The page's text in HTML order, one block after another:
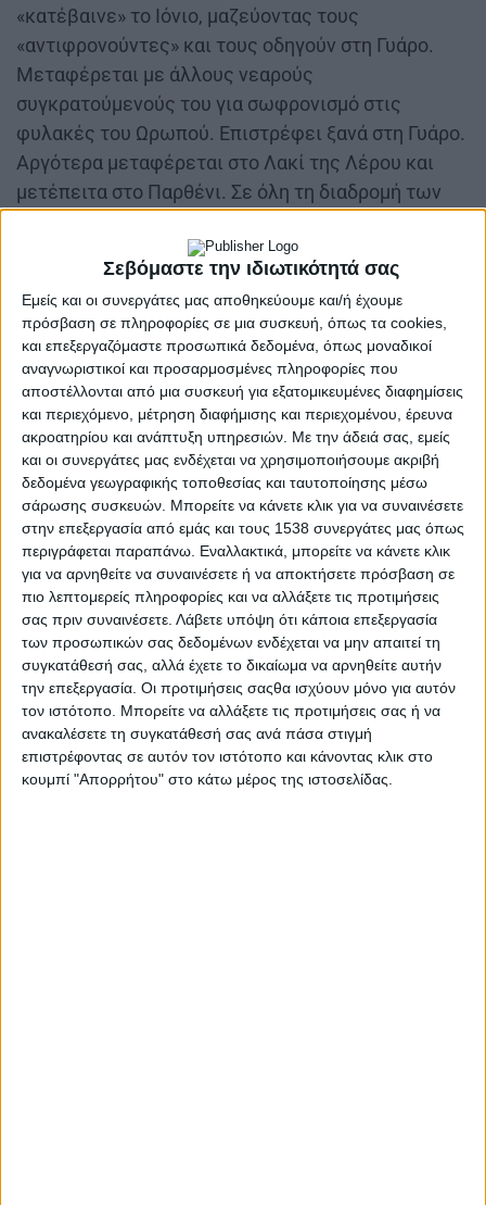
Σεβόμαστε την ιδιωτικότητά σας
Εμείς και οι συνεργάτες μας αποθηκεύουμε και/ή έχουμε
πρόσβαση σε πληροφορίες σε μια συσκευή, όπως τα cookies,
και επεξεργαζόμαστε προσωπικά δεδομένα, όπως μοναδικοί
αναγνωριστικοί και προσαρμοσμένες πληροφορίες που
αποστέλλονται από μια συσκευή για εξατομικευμένες διαφημίσεις
και περιεχόμενο, μέτρηση διαφήμισης και περιεχομένου, έρευνα
ακροατηρίου και ανάπτυξη υπηρεσιών. Με την άδειά σας, εμείς
και οι συνεργάτες μας ενδέχεται να χρησιμοποιήσουμε ακριβή
δεδομένα γεωγραφικής τοποθεσίας και ταυτοποίησης μέσω
σάρωσης συσκευών. Μπορείτε να κάνετε κλικ για να συναινέσετε
στην επεξεργασία από εμάς και τους 1538 συνεργάτες μας όπως
περιγράφεται παραπάνω. Εναλλακτικά, μπορείτε να κάνετε κλικ
για να αρνηθείτε να συναινέσετε ή να αποκτήσετε πρόσβαση σε
πιο λεπτομερείς πληροφορίες και να αλλάξετε τις προτιμήσεις
σας πριν συναινέσετε. Λάβετε υπόψη ότι κάποια επεξεργασία
των προσωπικών σας δεδομένων ενδέχεται να μην απαιτεί τη
συγκατάθεσή σας, αλλά έχετε το δικαίωμα να αρνηθείτε αυτήν
την επεξεργασία. Οι προτιμήσεις σαςθα ισχύουν μόνο για αυτόν
τον ιστότοπο. Μπορείτε να αλλάξετε τις προτιμήσεις σας ή να
ανακαλέσετε τη συγκατάθεσή σας ανά πάσα στιγμή
επιστρέφοντας σε αυτόν τον ιστότοπο και κάνοντας κλικ στο
κουμπί "Απορρήτου" στο κάτω μέρος της ιστοσελίδας.
«κατέβαινε» το Ιόνιο, μαζεύοντας τους
«αντιφρονούντες» και τους οδηγούν στη Γυάρο.
Μεταφέρεται με άλλους νεαρούς
συγκρατούμενούς του για σωφρονισμό στις
φυλακές του Ωρωπού. Επιστρέφει ξανά στη Γυάρο.
Αργότερα μεταφέρεται στο Λακί της Λέρου και
μετέπειτα στο Παρθένι. Σε όλη τη διαδρομή των
αταλάντευτος χωρίς να λυγίσει. Επιστρέφει από
τους τελευταίους εξόριστους στο Αγρίνιο το 1970.
Ο Θανάσης υπηρέτησε το ΚΚΕ από θέσεις
ευθύνης. Αναδείχτηκε σε στέλεχος του
Κόμματος, μέλος της Νομαρχιακής Επιτροπής
Αιτωλοακαρνανίας. Ανταποκρίθηκε σε όποιο
καθήκον του ζητήθηκε. Δίνοντας καθημερινά
αγώνα μέσα από τις γραμμές του ΚΚΕ.
Αποτέλεσε βασικό στήριγμα του ΚΚΕ στην
ευρύτερη περιοχή. Εξελέγη και διετέλεσε
τέσσερις φορές Δημοτικός Σύμβουλος
Αγρινίου. Μέχρι την τελευταία στιγμή
συμμετείχε σε όλες τις εκδηλώσεις και
δραστηριότητες του εργατικού και λαϊκού
κινήματος και σε ότι χρέωση του ανέθετε το
κόμμα.